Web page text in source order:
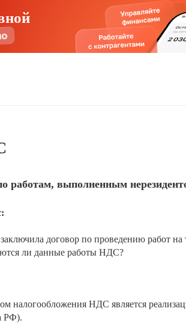
работам, выполненным
договор по проведению работ
ли данные работы НДС?
налогообложения НДС является
РФ).